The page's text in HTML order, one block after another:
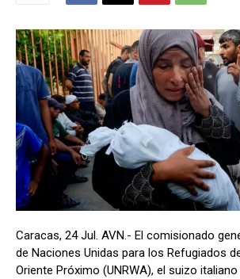
Caracas, 24 Jul. AVN.- El comisionado
de Naciones Unidas para los Refugiados
Oriente Próximo (UNRWA), el suizo